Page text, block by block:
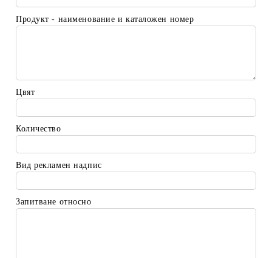
Продукт - наименование и каталожен номер
Цвят
Количество
Вид рекламен надпис
Запитване относно